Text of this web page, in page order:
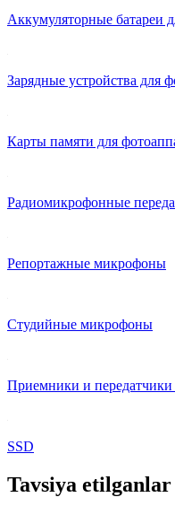
Аккумуляторные батареи
Зарядные устройства для
Карты памяти для
Радиомикрофонные
Репортажные микрофоны
Студийные микрофоны
Приемники и передатчики
SSD
Tavsiya etilganlar